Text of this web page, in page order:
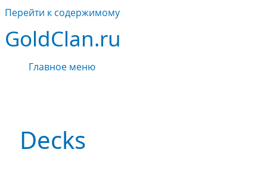
Перейти к содержимому
GoldClan.ru
Главное меню
Decks